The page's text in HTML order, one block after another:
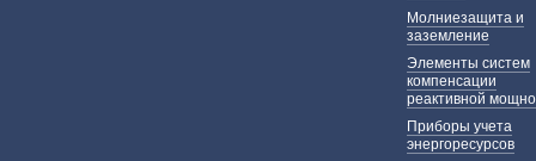
Молниезащита и
заземление
Элементы систем
компенсации
реактивной
Приборы учета
энергоресурсов